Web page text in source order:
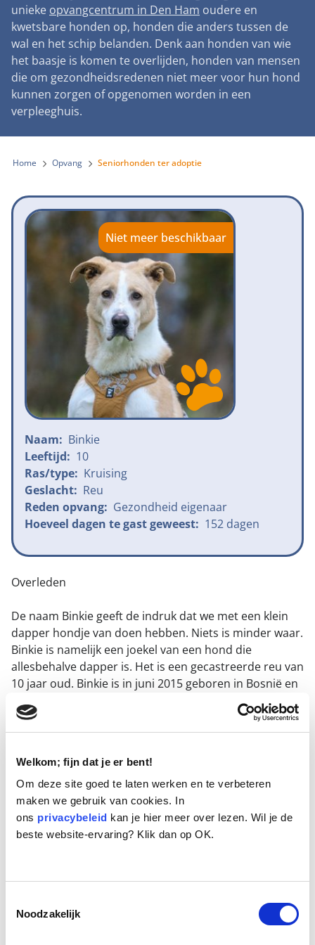
Welkom; fijn dat je er bent!
Om deze site goed te laten werken en te verbeteren
maken we gebruik van cookies. In
ons privacybeleid kan je hier meer over lezen. Wil je de
beste website-ervaring? Klik dan op OK.
Noodzakelijk
Landelijke registratie bijtincidenten
Verantwoord fokbeleid
Landelijk vuurwerkverbod
Verplichte pre-aanschaf cursus
Gemeentelijk meldpunt bijtincidenten
Bescherming tegen grasaren
Lezingen
Symposium Gemeentelijk Dierenbeleid
Teken onze petitie
Steun als bedrijf
Adopteer een seniorhond
Sponsor een seniorhond
Steun als vrijwilliger
Honden voor Honden Loop
Vraag een donatiebox aan
Wat wij doen
Onze organisatie
Samenwerking
Jaarverslag
Vacatures
Donateursmagazine Hond
Onze successen voor honden
Contactgegevens
Pers
Nieuws
Nieuwsbrief
Incassodata
Zoeken
unieke opvangcentrum in Den Ham oudere en
kwetsbare honden op, honden die anders tussen de
wal en het schip belanden. Denk aan honden van wie
het baasje is komen te overlijden, honden van mensen
die om gezondheidsredenen niet meer voor hun hond
kunnen zorgen of opgenomen worden in een
verpleeghuis.
Home Opvang Seniorhonden ter adoptie
Niet meer beschikbaar
Naam: Binkie
Leeftijd: 10
Ras/type: Kruising
Geslacht: Reu
Reden opvang: Gezondheid eigenaar
Hoeveel dagen te gast geweest: 152 dagen
Overleden
De naam Binkie geeft de indruk dat we met een klein
dapper hondje van doen hebben. Niets is minder waar.
Binkie is namelijk een joekel van een hond die
allesbehalve dapper is. Het is een gecastreerde reu van
10 jaar oud. Binkie is in juni 2015 geboren in Bosnië en
door een stichting naar Nederland gehaald en als
zijnde Labrador geplaatst. Hij heeft zijn leven op het erf
van een oude boer in Twente doorgebracht totdat
bleek een iets ander type hond dan we verwacht
hadden toen hij arriveerde.
Binkie heeft de eerst nacht en 2 dagen niet gepiest en
gepoept, niet binnen en niet buiten. Hij was erg op zijn
hoede, mager, slecht bespierd, stram met een doffe
niet.
We hebben ons zorgen gemaakt maar hem ook de tijd
gegund te acclimatiseren en te wennen aan deze